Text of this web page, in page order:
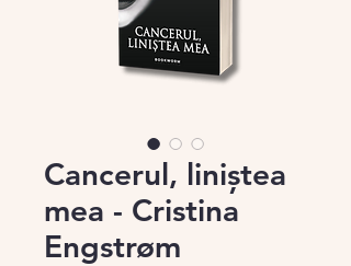
Cancerul, liniștea
mea - Cristina
Engstrøm